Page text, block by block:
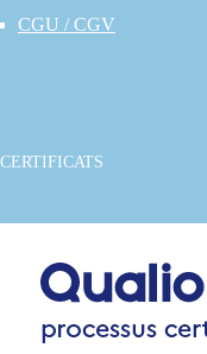
CGU / CGV
CERTIFICATS